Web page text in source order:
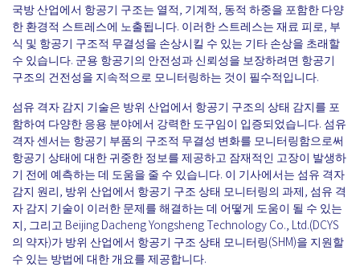
국방 산업에서 항공기 구조는 열적, 기계적, 동적 하중을 포함한 다양
한 환경적 스트레스에 노출됩니다. 이러한 스트레스는 재료 피로, 부
식 및 항공기 구조적 무결성을 손상시킬 수 있는 기타 손상을 초래할
수 있습니다. 군용 항공기의 안전성과 신뢰성을 보장하려면 항공기
구조의 건전성을 지속적으로 모니터링하는 것이 필수적입니다.
섬유 격자 감지 기술은 방위 산업에서 항공기 구조의 상태 감지를 포
함하여 다양한 응용 분야에서 강력한 도구임이 입증되었습니다. 섬유
격자 센서는 항공기 부품의 구조적 무결성 변화를 모니터링함으로써
항공기 상태에 대한 귀중한 정보를 제공하고 잠재적인 고장이 발생하
기 전에 예측하는 데 도움을 줄 수 있습니다. 이 기사에서는 섬유 격자
감지 원리, 방위 산업에서 항공기 구조 상태 모니터링의 과제, 섬유 격
자 감지 기술이 이러한 문제를 해결하는 데 어떻게 도움이 될 수 있는
지, 그리고 Beijing Dacheng Yongsheng Technology Co., Ltd.(DCYS
의 약자)가 방위 산업에서 항공기 구조 상태 모니터링(SHM)을 지원할
수 있는 방법에 대한 개요를 제공합니다.